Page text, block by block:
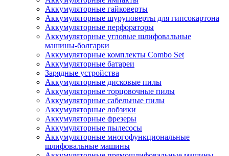
Аккумуляторные гайковерты
Аккумуляторные шуруповерты для гипсокартона
Аккумуляторные перфораторы
Аккумуляторные угловые шлифовальные
машины-болгарки
Аккумуляторные комплекты Combo Set
Аккумуляторные батареи
Зарядные устройства
Аккумуляторные дисковые пилы
Аккумуляторные торцовочные пилы
Аккумуляторные сабельные пилы
Аккумуляторные лобзики
Аккумуляторные фрезеры
Аккумуляторные пылесосы
Аккумуляторные многофункциональные
шлифовальные машины